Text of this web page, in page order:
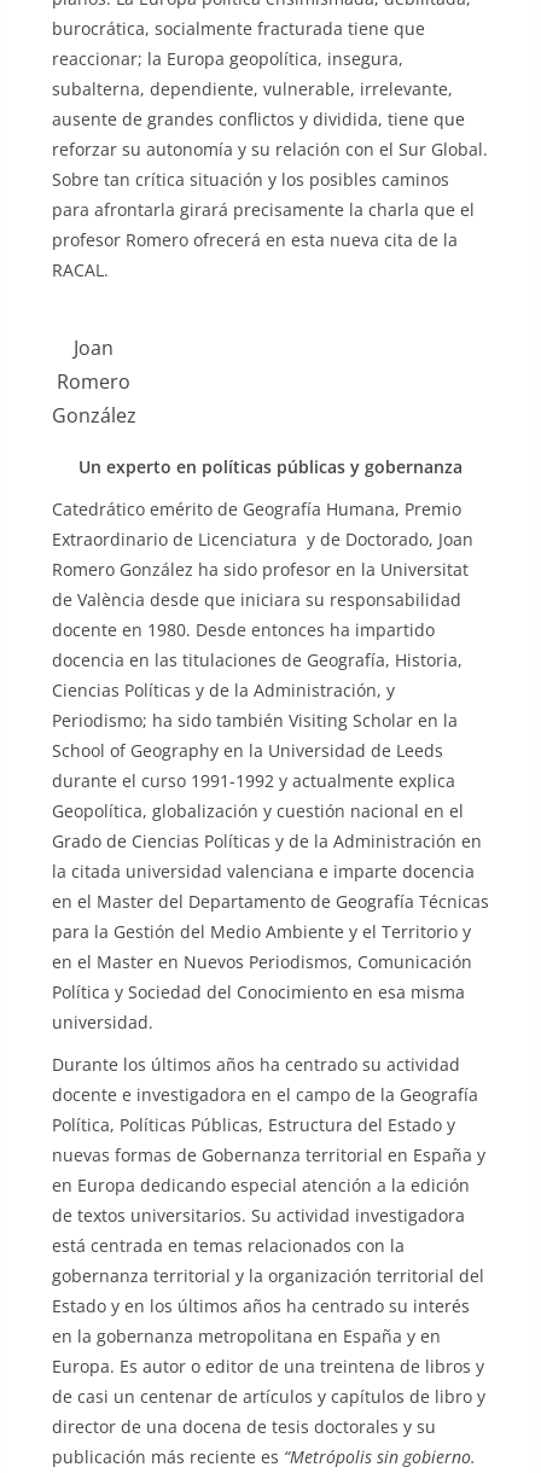
burocrática, socialmente fracturada tiene que
reaccionar; la Europa geopolítica, insegura,
subalterna, dependiente, vulnerable, irrelevante,
ausente de grandes conflictos y dividida, tiene que
reforzar su autonomía y su relación con el Sur Global.
Sobre tan crítica situación y los posibles caminos
para afrontarla girará precisamente la charla que el
profesor Romero ofrecerá en esta nueva cita de la
RACAL.
Joan
Romero
González
Un experto en políticas públicas y gobernanza
Catedrático emérito de Geografía Humana, Premio
Extraordinario de Licenciatura y de Doctorado, Joan
Romero González ha sido profesor en la Universitat
de València desde que iniciara su responsabilidad
docente en 1980. Desde entonces ha impartido
docencia en las titulaciones de Geografía, Historia,
Ciencias Políticas y de la Administración, y
Periodismo; ha sido también Visiting Scholar en la
School of Geography en la Universidad de Leeds
durante el curso 1991-1992 y actualmente explica
Geopolítica, globalización y cuestión nacional en el
Grado de Ciencias Políticas y de la Administración en
la citada universidad valenciana e imparte docencia
en el Master del Departamento de Geografía Técnicas
para la Gestión del Medio Ambiente y el Territorio y
en el Master en Nuevos Periodismos, Comunicación
Política y Sociedad del Conocimiento en esa misma
universidad.
Durante los últimos años ha centrado su actividad
docente e investigadora en el campo de la Geografía
Política, Políticas Públicas, Estructura del Estado y
nuevas formas de Gobernanza territorial en España y
en Europa dedicando especial atención a la edición
de textos universitarios. Su actividad investigadora
está centrada en temas relacionados con la
gobernanza territorial y la organización territorial del
Estado y en los últimos años ha centrado su interés
en la gobernanza metropolitana en España y en
Europa. Es autor o editor de una treintena de libros y
de casi un centenar de artículos y capítulos de libro y
director de una docena de tesis doctorales y su
publicación más reciente es “Metrópolis sin gobierno.